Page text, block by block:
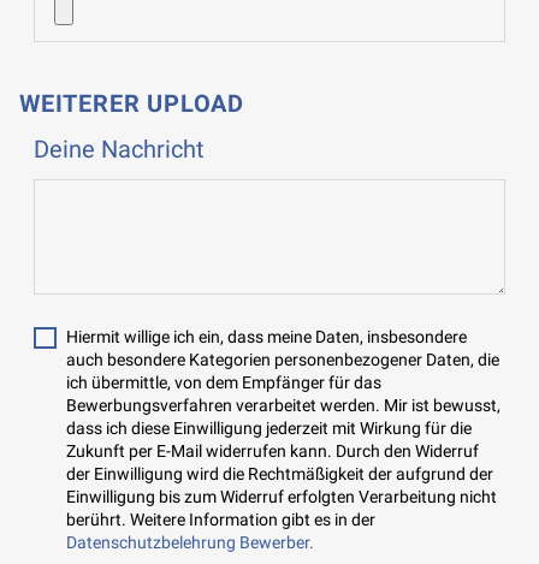
WEITERER UPLOAD
Deine Nachricht
Hiermit willige ich ein, dass meine Daten, insbesondere
auch besondere Kategorien personenbezogener Daten, die
ich übermittle, von dem Empfänger für das
Bewerbungsverfahren verarbeitet werden. Mir ist bewusst,
dass ich diese Einwilligung jederzeit mit Wirkung für die
Zukunft per E-Mail widerrufen kann. Durch den Widerruf
der Einwilligung wird die Rechtmäßigkeit der aufgrund der
Einwilligung bis zum Widerruf erfolgten Verarbeitung nicht
berührt. Weitere Information gibt es in der
Datenschutzbelehrung Bewerber.